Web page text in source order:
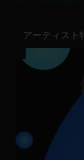
アーティスト